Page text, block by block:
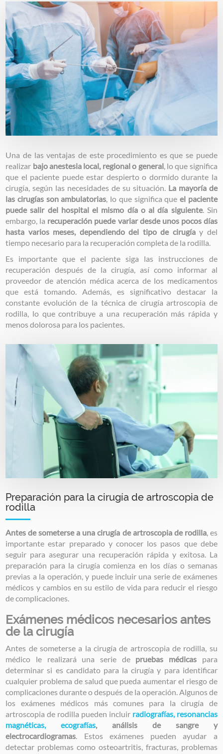
Image
Una de las ventajas de este procedimiento es que se puede
realizar bajo anestesia local, regional o general, lo que significa
que el paciente puede estar despierto o dormido durante la
cirugía, según las necesidades de su situación. La mayoría de
las cirugías son ambulatorias , lo que significa queel paciente
puede salir del hospital el mismo día o al día siguiente. Sin
embargo, la recuperación puede variar desde unos pocos días
hasta varios meses, dependiendo del tipo de cirugíay del
tiempo necesario para la recuperación completa de la rodilla.
Es importante que el paciente siga las instrucciones de
recuperación después de la cirugía, así como informar al
proveedor de atención médica acerca de los medicamentos
que está tomando. Además, es significativo destacar la
constante evolución de la técnica de cirugía artroscopia de
rodilla, lo que contribuye a una recuperación más rápida y
menos dolorosa para los pacientes.
Image
Preparación para la cirugía de artroscopia de
rodilla
Antes de someterse a una cirugía de artroscopia de rodilla, es
importante estar preparado y conocer los pasos que debe
seguir para asegurar una recuperación rápida y exitosa. La
preparación para la cirugía comienza en los días o semanas
previas a la operación, y puede incluir una serie de exámenes
médicos y cambios en su estilo de vida para reducir el riesgo
de complicaciones.
Exámenes médicos necesarios antes
de la cirugía
Antes de someterse a la cirugía de artroscopia de rodilla, su
médico le realizará una serie de pruebas médicas para
determinar si es candidato para la cirugía y para identificar
cualquier problema de salud que pueda aumentar el riesgo de
complicaciones durante o después de la operación. Algunos de
los exámenes médicos más comunes para la cirugía de
artroscopia de rodilla pueden incluir radiografías, resonancias
magnéticas, ecografías, análisis de sangre y
electrocardiogramas . Estos exámenes pueden ayudar a
detectar problemas como osteoartritis, fracturas, problemas